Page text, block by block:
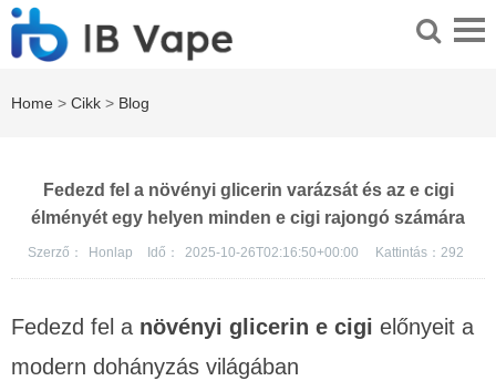
Home > Cikk > Blog
Fedezd fel a növényi glicerin varázsát és az e cigi
élményét egy helyen minden e cigi rajongó számára
Szerző： Honlap Idő： 2025-10-26T02:16:50+00:00 Kattintás： 292
Fedezd fel a növényi glicerin e cigi előnyeit a
modern dohányzás világában